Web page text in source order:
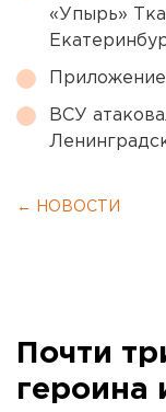
«Упырь»
ВСУ
← НОВОСТИ
Почти
героина